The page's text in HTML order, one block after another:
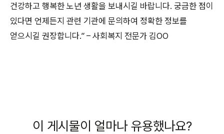
건강하고 행복한 노년 생활을 보내시길 바랍니다. 궁금한 점이
있다면 언제든지 관련 기관에 문의하여 정확한 정보를
얻으시길 권장합니다.” – 사회복지 전문가 김OO
이 게시물이 얼마나 유용했나요?